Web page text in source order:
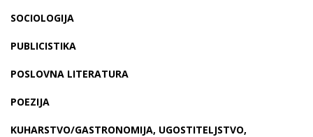
SOCIOLOGIJA
PUBLICISTIKA
POSLOVNA LITERATURA
POEZIJA
KUHARSTVO/GASTRONOMIJA, UGOSTITELJSTVO,